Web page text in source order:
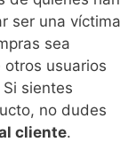
ser una víctima
sea
otros usuarios
sientes
no dudes
cliente.